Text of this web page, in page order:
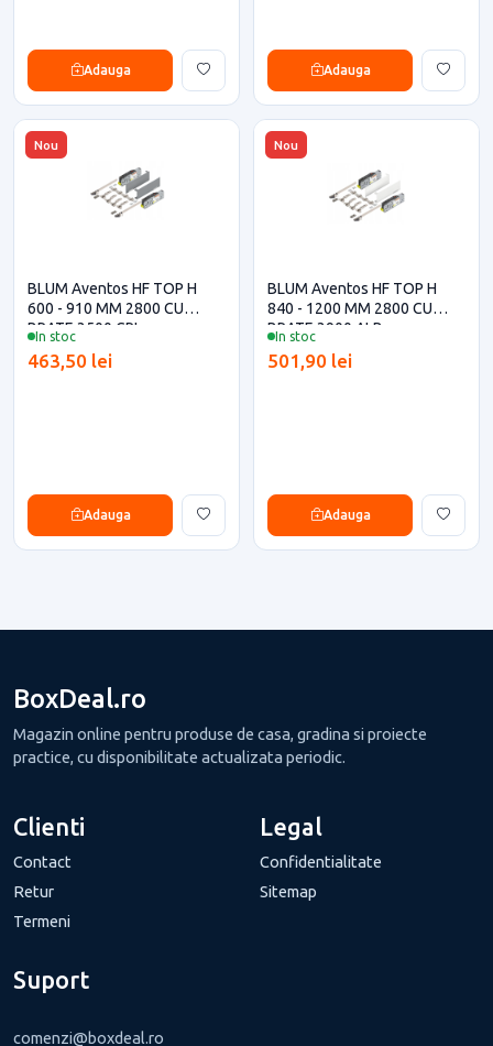
Adauga Adauga
Nou
In stoc
BLUM Aventos HF TOP H
600 - 910 MM 2800 CU
BRATE 3500 GRI
463,50 lei
Adauga
Nou
In stoc
BLUM Aventos HF TOP H
840 - 1200 MM 2800 CU
BRATE 3900 ALB
501,90 lei
Adauga
BoxDeal.ro
Magazin online pentru produse de casa, gradina si proiecte
practice, cu disponibilitate actualizata periodic.
Clienti
Contact
Retur
Termeni
Legal
Confidentialitate
Sitemap
Suport
comenzi@boxdeal.ro